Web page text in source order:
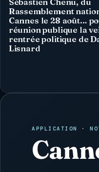
Rassemblement
Cannes le 28 août…
réunion publique la
rentrée politique de
Lisnard
APPLICATION ·